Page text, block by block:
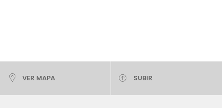
VER MAPA SUBIR